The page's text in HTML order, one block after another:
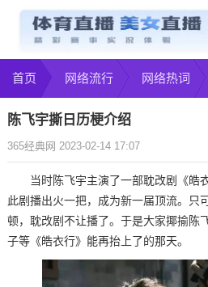
首页 网络流行 网络热词
陈飞宇撕日历梗介绍
365经典网 2023-02-14 17:07
当时陈飞宇主演了一部耽改剧《皓
此剧播出火一把，成为新一届顶流。只
顿，耽改剧不让播了。于是大家揶揄陈
子等《皓衣行》能再抬上了的那天。